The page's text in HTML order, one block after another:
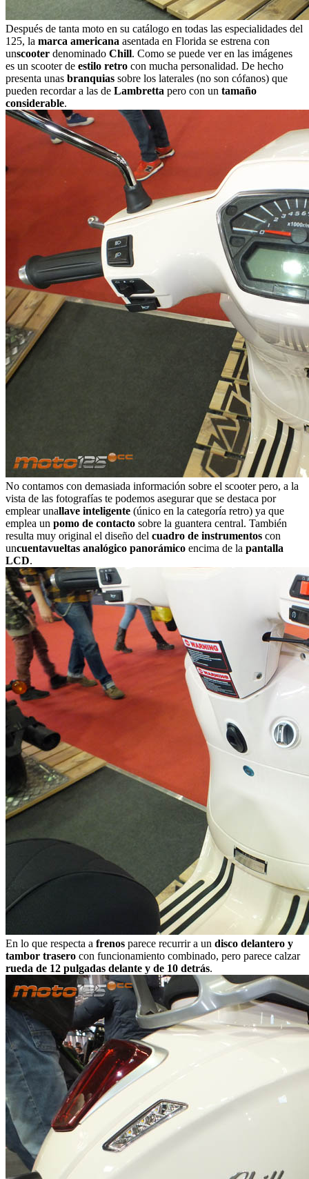
Después de tanta moto en su catálogo en todas las especialidades del
125, la marca americana asentada en Florida se estrena con
unscooter denominado Chill. Como se puede ver en las imágenes
es un scooter de estilo retro con mucha personalidad. De hecho
presenta unas branquias sobre los laterales (no son cófanos) que
pueden recordar a las de Lambretta pero con un tamaño
considerable.
No contamos con demasiada información sobre el scooter pero, a la
vista de las fotografías te podemos asegurar que se destaca por
emplear unallave inteligente (único en la categoría retro) ya que
emplea un pomo de contacto sobre la guantera central. También
resulta muy original el diseño del cuadro de instrumentos con
uncuentavueltas analógico panorámico encima de la pantalla
LCD.
En lo que respecta a frenos parece recurrir a un disco delantero y
tambor trasero con funcionamiento combinado, pero parece calzar
rueda de 12 pulgadas delante y de 10 detrás.